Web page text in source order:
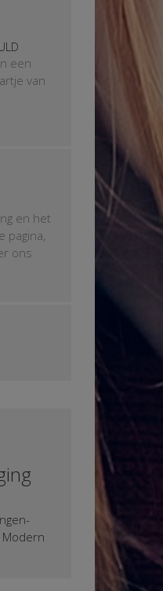
een
van
en het
pagina,
ons